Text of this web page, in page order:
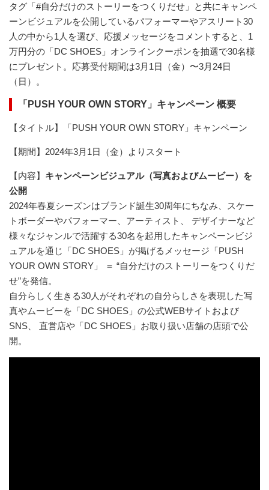
タグ「#自分だけのストーリーをつくりだせ」と共にキャンペ
ーンビジュアルを公開しているパフォーマーやアスリート30
人の中から1人を選び、応援メッセージをコメントすると、1
万円分の「DC SHOES」オンラインクーポンを抽選で30名様
にプレゼント。応募受付期間は3月1日（金）〜3月24日
（日）。
「PUSH YOUR OWN STORY」キャンペーン 概要
【タイトル】「PUSH YOUR OWN STORY」キャンペーン
【期間】2024年3月1日（金）よりスタート
【内容】 キャンペーンビジュアル（写真およびムービー）を
公開
2024年春夏シーズンはブランド誕生30周年にちなみ、スケー
トボーダーやパフォーマー、アーティスト、 デザイナーなど
様々なジャンルで活躍する30名を起用したキャンペーンビジ
ュアルを通じ「DC SHOES」が掲げるメッセージ「PUSH
YOUR OWN STORY」 ＝ “自分だけのストーリーをつくりだ
せ”を発信。
自分らしく生きる30人がそれぞれの自分らしさを表現した写
真やムービーを「DC SHOES」の公式WEBサイトおよび
SNS、 直営店や「DC SHOES」お取り扱い店舗の店頭で公
開。